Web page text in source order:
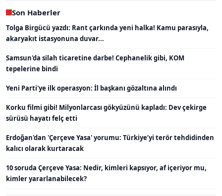
Son Haberler
Tolga Birgücü yazdı: Rant çarkında yeni halka! Kamu parasıyla,
akaryakıt istasyonuna duvar...
Samsun'da silah ticaretine darbe! Cephanelik gibi, KOM
tepelerine bindi
Yeni Parti'ye ilk operasyon: İl başkanı gözaltına alındı
Korku filmi gibi! Milyonlarcası gökyüzünü kapladı: Dev çekirge
sürüsü hayatı felç etti
Erdoğan'dan 'Çerçeve Yasa' yorumu: Türkiye’yi terör tehdidinden
kalıcı olarak kurtaracak
10 soruda Çerçeve Yasa: Nedir, kimleri kapsıyor, af içeriyor mu,
kimler yararlanabilecek?